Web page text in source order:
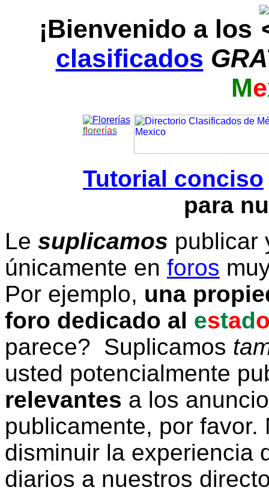
¡Bienvenido a los
clasificados
Me
florerías
Tutorial conciso
para
Le suplicamos publicar
únicamente en foros
Por ejemplo, una
foro dedicado al estad
parece? Suplicamos
usted potencialmente
relevantes a los
publicamente, por
disminuir la experiencia
diarios a nuestros